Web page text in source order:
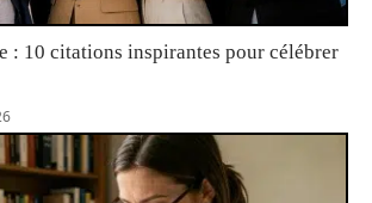
: 10 citations inspirantes pour célébrer